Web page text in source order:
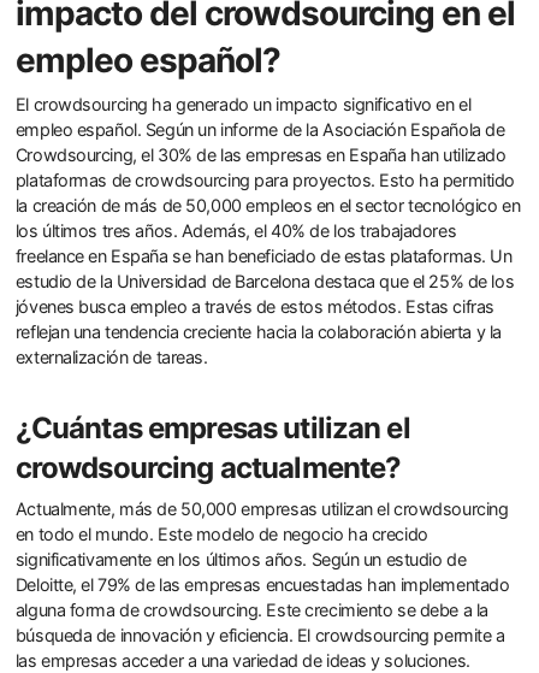
impacto del crowdsourcing en el
empleo español?
El crowdsourcing ha generado un impacto significativo en el
empleo español. Según un informe de la Asociación Española de
Crowdsourcing, el 30% de las empresas en España han utilizado
plataformas de crowdsourcing para proyectos. Esto ha permitido
la creación de más de 50,000 empleos en el sector tecnológico en
los últimos tres años. Además, el 40% de los trabajadores
freelance en España se han beneficiado de estas plataformas. Un
estudio de la Universidad de Barcelona destaca que el 25% de los
jóvenes busca empleo a través de estos métodos. Estas cifras
reflejan una tendencia creciente hacia la colaboración abierta y la
externalización de tareas.
¿Cuántas empresas utilizan el
crowdsourcing actualmente?
Actualmente, más de 50,000 empresas utilizan el crowdsourcing
en todo el mundo. Este modelo de negocio ha crecido
significativamente en los últimos años. Según un estudio de
Deloitte, el 79% de las empresas encuestadas han implementado
alguna forma de crowdsourcing. Este crecimiento se debe a la
búsqueda de innovación y eficiencia. El crowdsourcing permite a
las empresas acceder a una variedad de ideas y soluciones.